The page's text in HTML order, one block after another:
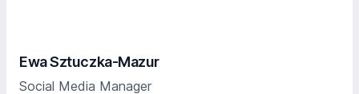
Ewa Sztuczka-Mazur
Social Media Manager